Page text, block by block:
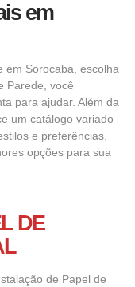
em
em Sorocaba, escolha
Parede, você
para ajudar. Além da
um catálogo variado
e preferências.
opções para sua
DE
de Papel de